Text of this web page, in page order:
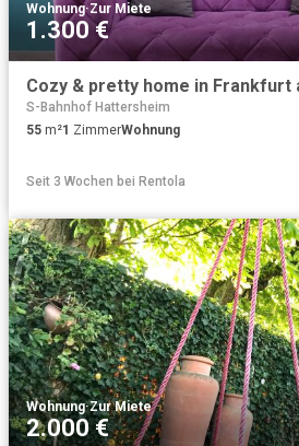
Wohnung·Zur Miete
1.300 €
S-Bahnhof Hattersheim
55 m²1 ZimmerWohnung
Seit 3 Wochen bei Rentola
Wohnung·Zur Miete
2.000 €